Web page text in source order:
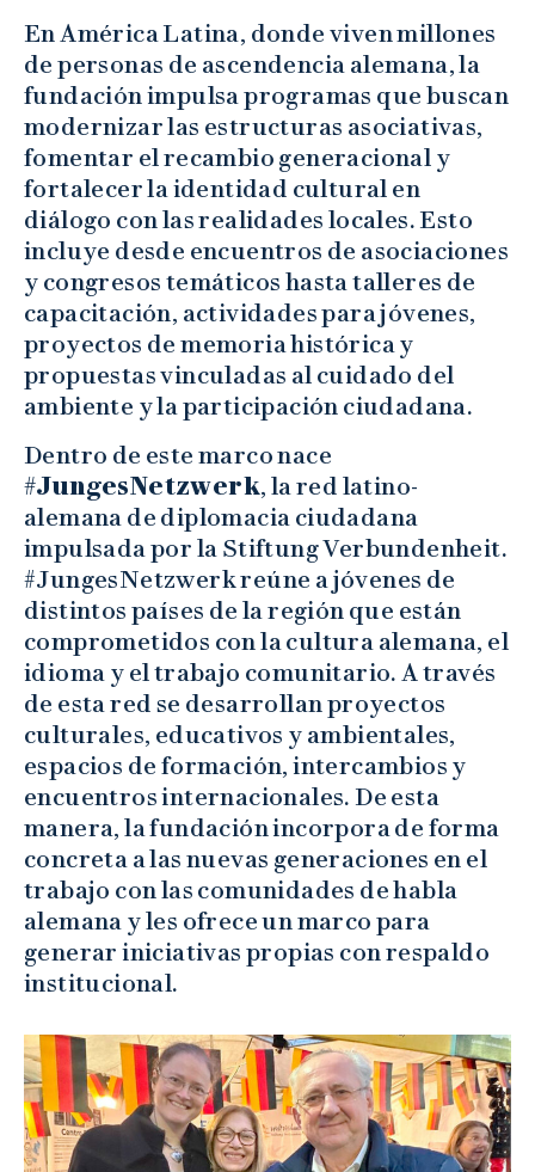
En América Latina, donde viven millones
de personas de ascendencia alemana, la
fundación impulsa programas que buscan
modernizar las estructuras asociativas,
fomentar el recambio generacional y
fortalecer la identidad cultural en
diálogo con las realidades locales. Esto
incluye desde encuentros de asociaciones
y congresos temáticos hasta talleres de
capacitación, actividades para jóvenes,
proyectos de memoria histórica y
propuestas vinculadas al cuidado del
ambiente y la participación ciudadana.
Dentro de este marco nace
#JungesNetzwerk, la red latino-
alemana de diplomacia ciudadana
impulsada por la Stiftung Verbundenheit.
#JungesNetzwerk reúne a jóvenes de
distintos países de la región que están
comprometidos con la cultura alemana, el
idioma y el trabajo comunitario. A través
de esta red se desarrollan proyectos
culturales, educativos y ambientales,
espacios de formación, intercambios y
encuentros internacionales. De esta
manera, la fundación incorpora de forma
concreta a las nuevas generaciones en el
trabajo con las comunidades de habla
alemana y les ofrece un marco para
generar iniciativas propias con respaldo
institucional.